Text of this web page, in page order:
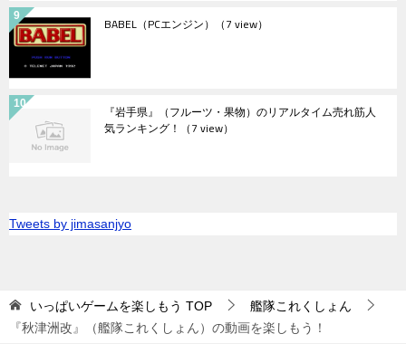
BABEL（PCエンジン） （7 view）
『岩手県』（フルーツ・果物）のリアルタイム売れ筋人
気ランキング！ （7 view）
Tweets by jimasanjyo
いっぱいゲームを楽しもう TOP
艦隊これくしょん
『秋津洲改』（艦隊これくしょん）の動画を楽しもう！